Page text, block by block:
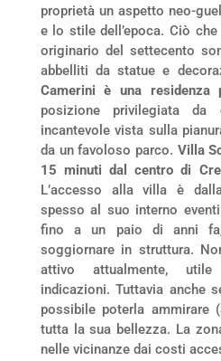
proprietà un aspetto neo-
e lo stile dell’epoca. Ciò
originario del settecento
abbelliti da statue e
Camerini è una residenza
posizione privilegiata
incantevole vista sulla
da un favoloso parco. Villa
15 minuti dal centro di
L’accesso alla villa è
spesso al suo interno
fino a un paio di anni
soggiornare in struttura.
attivo attualmente,
indicazioni. Tuttavia anche
possibile poterla ammirare
tutta la sua bellezza. La
nelle vicinanze dai costi